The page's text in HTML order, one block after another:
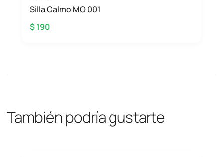
Silla Calmo MO 001
$ 190
También podría gustarte